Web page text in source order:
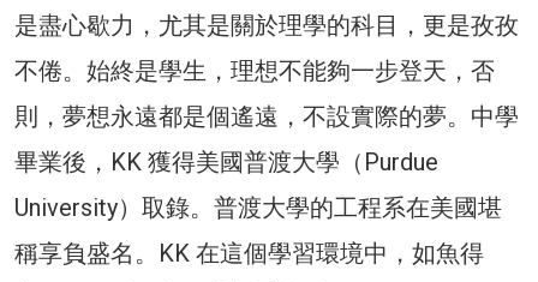
是盡心歇力，尤其是關於理學的科目，更是孜孜
不倦。始終是學生，理想不能夠一步登天，否
則，夢想永遠都是個遙遠，不設實際的夢。中學
畢業後，KK 獲得美國普渡大學（Purdue
University）取錄。普渡大學的工程系在美國堪
稱享負盛名。KK 在這個學習環境中，如魚得